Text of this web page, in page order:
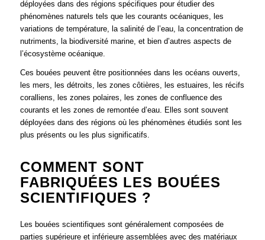
déployées dans des régions spécifiques pour étudier des
phénomènes naturels tels que les courants océaniques, les
variations de température, la salinité de l’eau, la concentration de
nutriments, la biodiversité marine, et bien d’autres aspects de
l’écosystème océanique.
Ces bouées peuvent être positionnées dans les océans ouverts,
les mers, les détroits, les zones côtières, les estuaires, les récifs
coralliens, les zones polaires, les zones de confluence des
courants et les zones de remontée d’eau. Elles sont souvent
déployées dans des régions où les phénomènes étudiés sont les
plus présents ou les plus significatifs.
COMMENT SONT
FABRIQUÉES LES BOUÉES
SCIENTIFIQUES ?
Les bouées scientifiques sont généralement composées de
parties supérieure et inférieure assemblées avec des matériaux